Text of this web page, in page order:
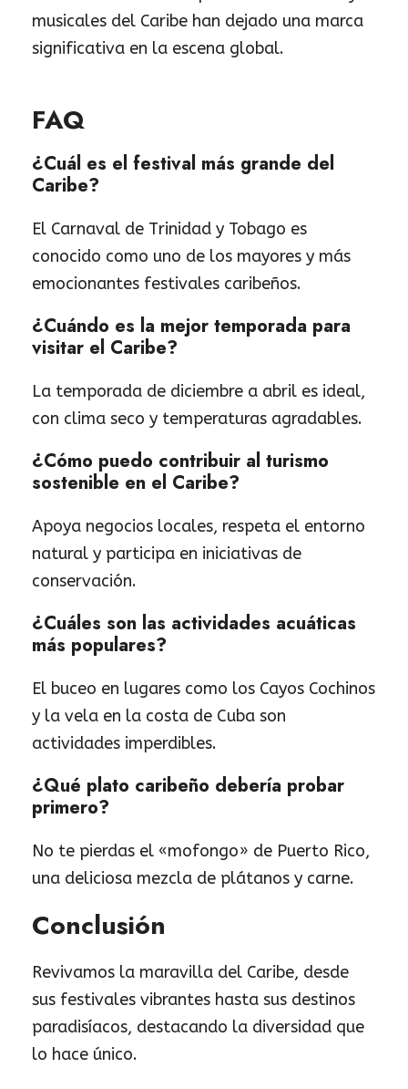
musicales del Caribe han dejado una marca
significativa en la escena global.
FAQ
¿Cuál es el festival más grande del
Caribe?
El Carnaval de Trinidad y Tobago es
conocido como uno de los mayores y más
emocionantes festivales caribeños.
¿Cuándo es la mejor temporada para
visitar el Caribe?
La temporada de diciembre a abril es ideal,
con clima seco y temperaturas agradables.
¿Cómo puedo contribuir al turismo
sostenible en el Caribe?
Apoya negocios locales, respeta el entorno
natural y participa en iniciativas de
conservación.
¿Cuáles son las actividades acuáticas
más populares?
El buceo en lugares como los Cayos Cochinos
y la vela en la costa de Cuba son
actividades imperdibles.
¿Qué plato caribeño debería probar
primero?
No te pierdas el «mofongo» de Puerto Rico,
una deliciosa mezcla de plátanos y carne.
Conclusión
Revivamos la maravilla del Caribe, desde
sus festivales vibrantes hasta sus destinos
paradisíacos, destacando la diversidad que
lo hace único.